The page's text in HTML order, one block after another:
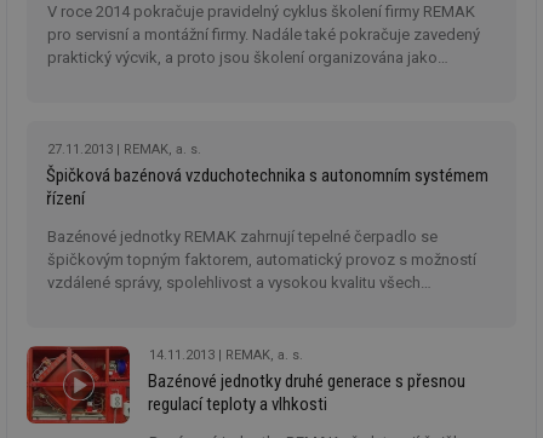
V roce 2014 pokračuje pravidelný cyklus školení firmy REMAK
pro servisní a montážní firmy. Nadále také pokračuje zavedený
praktický výcvik, a proto jsou školení organizována jako
27.11.2013 REMAK, a. s.
Špičková bazénová vzduchotechnika s autonomním systémem
řízení
Bazénové jednotky REMAK zahrnují tepelné čerpadlo se
špičkovým topným faktorem, automatický provoz s možností
vzdálené správy, spolehlivost a vysokou kvalitu všech
14.11.2013 REMAK, a. s.
Bazénové jednotky druhé generace s přesnou
regulací teploty a vlhkosti